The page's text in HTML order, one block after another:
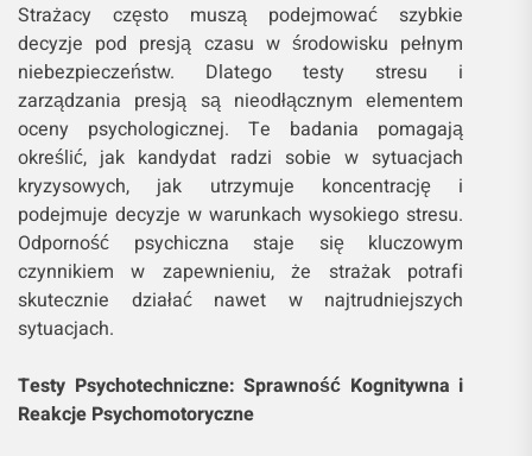
Strażacy często muszą podejmować szybkie
decyzje pod presją czasu w środowisku pełnym
niebezpieczeństw. Dlatego testy stresu i
zarządzania presją są nieodłącznym elementem
oceny psychologicznej. Te badania pomagają
określić, jak kandydat radzi sobie w sytuacjach
kryzysowych, jak utrzymuje koncentrację i
podejmuje decyzje w warunkach wysokiego stresu.
Odporność psychiczna staje się kluczowym
czynnikiem w zapewnieniu, że strażak potrafi
skutecznie działać nawet w najtrudniejszych
sytuacjach.
Testy Psychotechniczne: Sprawność Kognitywna i
Reakcje Psychomotoryczne